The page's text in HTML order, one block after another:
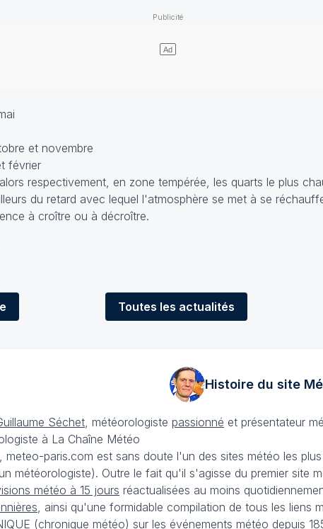
et novembre
février
respectivement, en zone tempérée, les quarts le plus
du retard avec lequel l'atmosphère se met à se
à croître ou à décroître.
Toutes les actualités
Histoire du site
Séchet , météorologiste passionné et présentateur
à La Chaîne Météo
meteo-paris.com est sans doute l'un des sites météo les
météorologiste). Outre le fait qu'il s'agisse du premier site
météo à 15 jours réactualisées au moins
, ainsi qu'une formidable compilation de tous les
(chronique météo) sur les événements météo depuis